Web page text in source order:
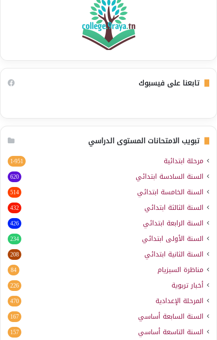
تابعنا على فيسبوك
تبويب الامتحانات المستوى الدراسي
مرحلة ابتدائية 1٬951
السنة السادسة ابتدائي 620
السنة الخامسة ابتدائي 514
السنة الثالثة ابتدائي 432
السنة الرابعة ابتدائي 426
السنة الأولى ابتدائي 234
السنة الثانية ابتدائي 208
مناظرة السيزيام 84
أخبار تربوية 226
المرحلة الإعدادية 470
السنة السابعة أساسي 167
السنة التاسعة أساسي 157